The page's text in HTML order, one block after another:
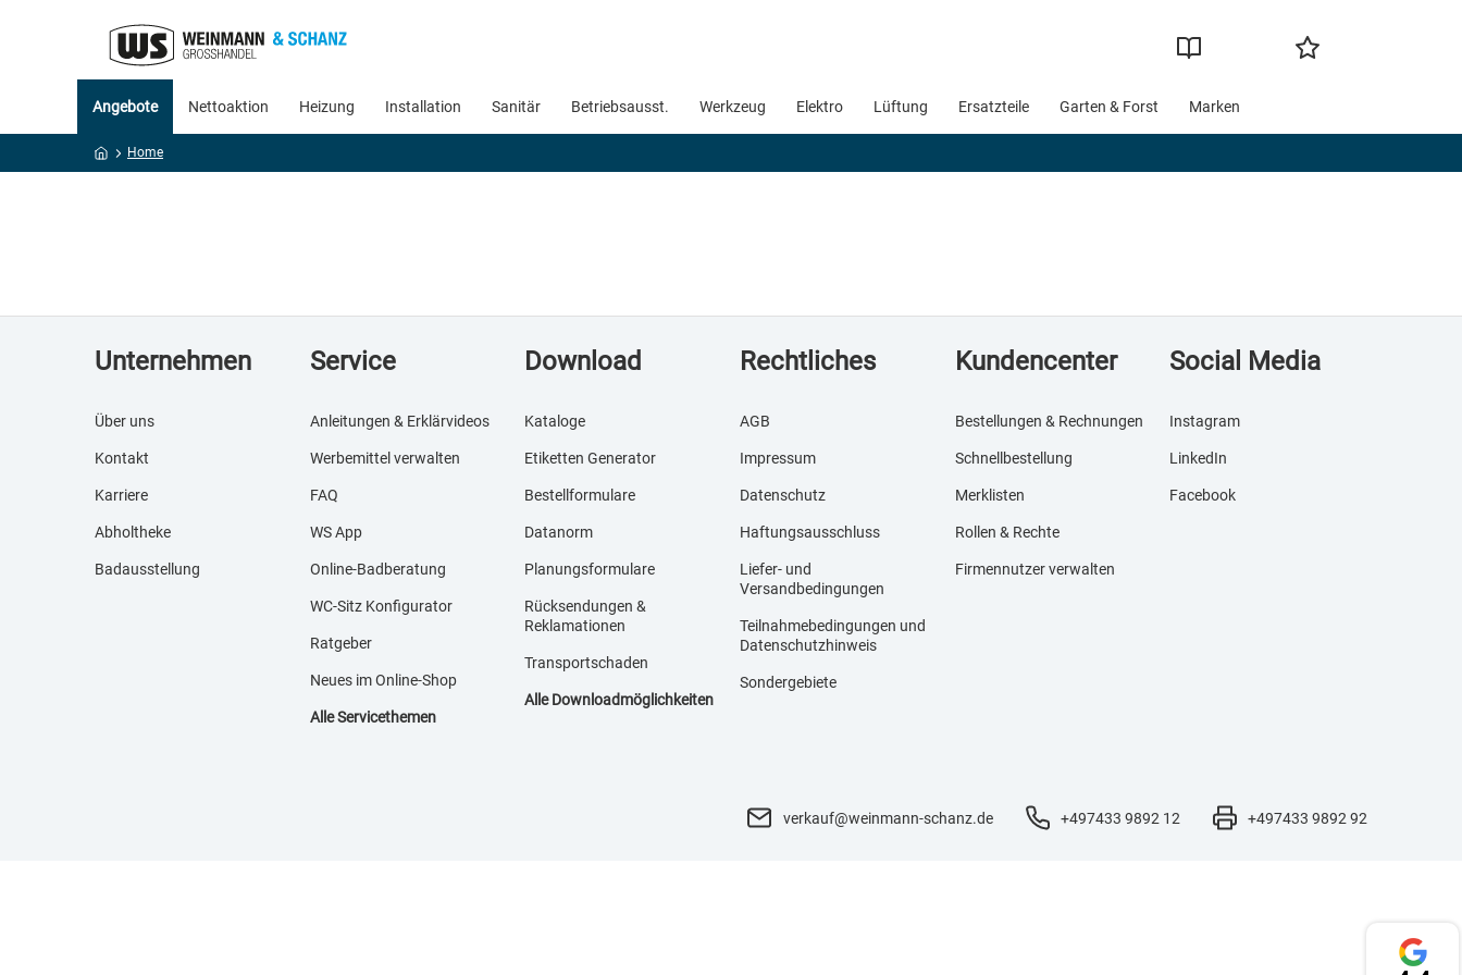
Angebote Nettoaktion Heizung Installation Sanitär Betriebsausst. Werkzeug Elektro Lüftung Ersatzteile Garten & Forst Marken
Home
Unternehmen
Über uns
Kontakt
Karriere
Abholtheke
Badausstellung
Service
Anleitungen & Erklärvideos
Werbemittel verwalten
FAQ
WS App
Online-Badberatung
WC-Sitz Konfigurator
Ratgeber
Neues im Online-Shop
Alle Servicethemen
Download
Kataloge
Etiketten Generator
Bestellformulare
Datanorm
Planungsformulare
Rücksendungen &
Reklamationen
Transportschaden
Alle Downloadmöglichkeiten
Rechtliches
AGB
Impressum
Datenschutz
Haftungsausschluss
Liefer- und
Versandbedingungen
Teilnahmebedingungen und
Datenschutzhinweis
Sondergebiete
Kundencenter
Bestellungen & Rechnungen
Schnellbestellung
Merklisten
Rollen & Rechte
Firmennutzer verwalten
Social Media
Instagram
LinkedIn
Facebook
verkauf@weinmann-schanz.de +497433 9892 12 +497433 9892 92